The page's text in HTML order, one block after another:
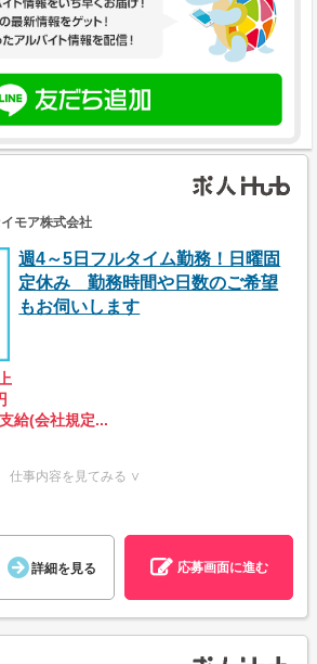
モア株式会社
週4～5日フルタイム勤務！日曜固
定休み 勤務時間や日数のご希望
もお伺いします
給(会社規定...
仕事内容を見てみる ∨
詳細を見る 応募画面に進む